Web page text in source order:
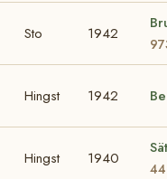
Sto 1942
Hingst 1942
Hingst 1940